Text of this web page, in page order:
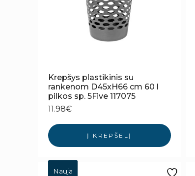
Krepšys plastikinis su
rankenom D45xH66 cm 60 l
pilkos sp. 5Five 117075
11.98€
Į KREPŠELĮ
Nauja